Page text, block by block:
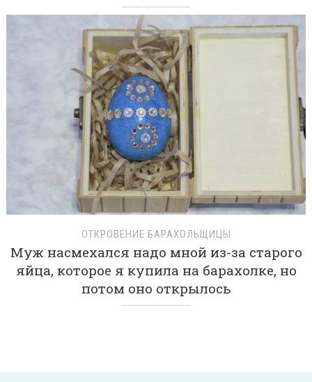
ОТКРОВЕНИЕ БАРАХОЛЬЩИЦЫ
Муж насмехался надо мной из-за старого
яйца, которое я купила на барахолке, но
потом оно открылось